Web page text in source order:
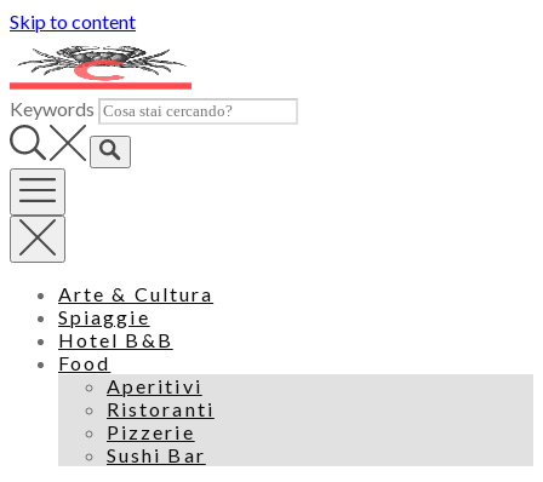
Skip to content
Keywords
Arte & Cultura
Spiaggie
Hotel B&B
Food
Aperitivi
Ristoranti
Pizzerie
Sushi Bar